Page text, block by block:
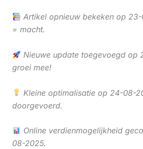
Artikel opnieuw bekeken op
= macht.
Nieuwe update toegevoegd op
groei mee!
Kleine optimalisatie op 24-08-
doorgevoerd.
Online verdienmogelijkheid
08-2025.